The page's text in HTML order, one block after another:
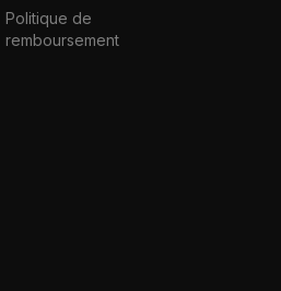
Politique de
remboursement